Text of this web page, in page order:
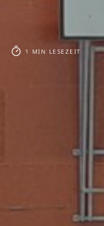
1 MIN LESEZEIT